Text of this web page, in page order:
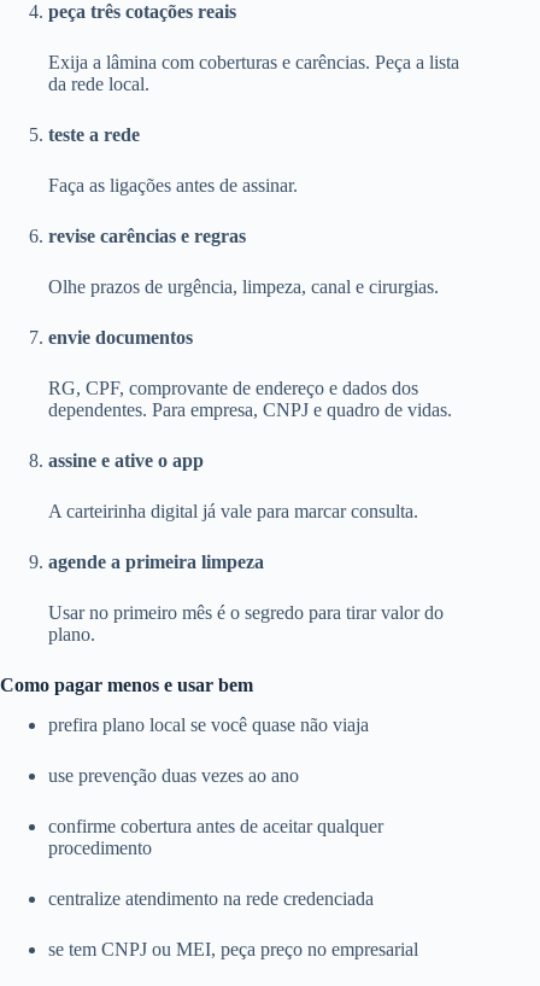
peça três cotações reais
Exija a lâmina com coberturas e carências. Peça a lista
da rede local.
teste a rede
Faça as ligações antes de assinar.
revise carências e regras
Olhe prazos de urgência, limpeza, canal e cirurgias.
envie documentos
RG, CPF, comprovante de endereço e dados dos
dependentes. Para empresa, CNPJ e quadro de vidas.
assine e ative o app
A carteirinha digital já vale para marcar consulta.
agende a primeira limpeza
Usar no primeiro mês é o segredo para tirar valor do
plano.
Como pagar menos e usar bem
prefira plano local se você quase não viaja
use prevenção duas vezes ao ano
confirme cobertura antes de aceitar qualquer
procedimento
centralize atendimento na rede credenciada
se tem CNPJ ou MEI, peça preço no empresarial